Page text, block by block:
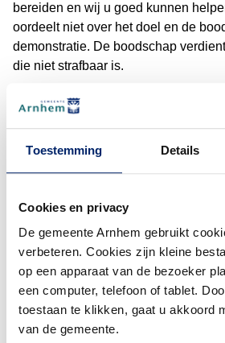
Toestemming Details
Cookies en privacy
De gemeente Arnhem gebruikt
verbeteren. Cookies zijn kleine
op een apparaat van de bezoeker
een computer, telefoon of tablet.
toestaan te klikken, gaat u akkoord
van de gemeente.
bereiden en wij u goed kunnen
oordeelt niet over het doel en de
demonstratie. De boodschap
die niet strafbaar is.
Demonstratie melden
Voorwaarden
demonstratie of een betoging. Dit
bestrijding of voorkoming van
laat melden van uw demonstratie
tevoren) kan ook reden zijn om
te stellen, omdat er dan mogelijk
goed voor te bereiden. Als u korter
de demonstratie wilt organiseren, vul